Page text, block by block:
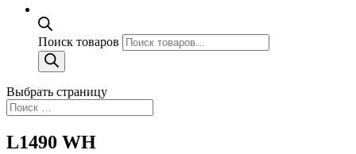
Поиск товаров
Выбрать страницу
L1490 WH